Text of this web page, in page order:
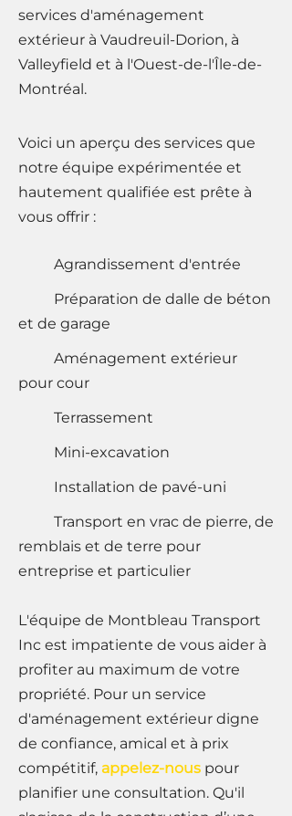
services d'aménagement
extérieur à Vaudreuil-Dorion, à
Valleyfield et à l'Ouest-de-l'Île-de-
Montréal.
Voici un aperçu des services que
notre équipe expérimentée et
hautement qualifiée est prête à
vous offrir :
Agrandissement d'entrée
Préparation de dalle de béton
et de garage
Aménagement extérieur
pour cour
Terrassement
Mini-excavation
Installation de pavé-uni
Transport en vrac de pierre, de
remblais et de terre pour
entreprise et particulier
L'équipe de Montbleau Transport
Inc est impatiente de vous aider à
profiter au maximum de votre
propriété. Pour un service
d'aménagement extérieur digne
de confiance, amical et à prix
compétitif, appelez-nous pour
planifier une consultation. Qu'il